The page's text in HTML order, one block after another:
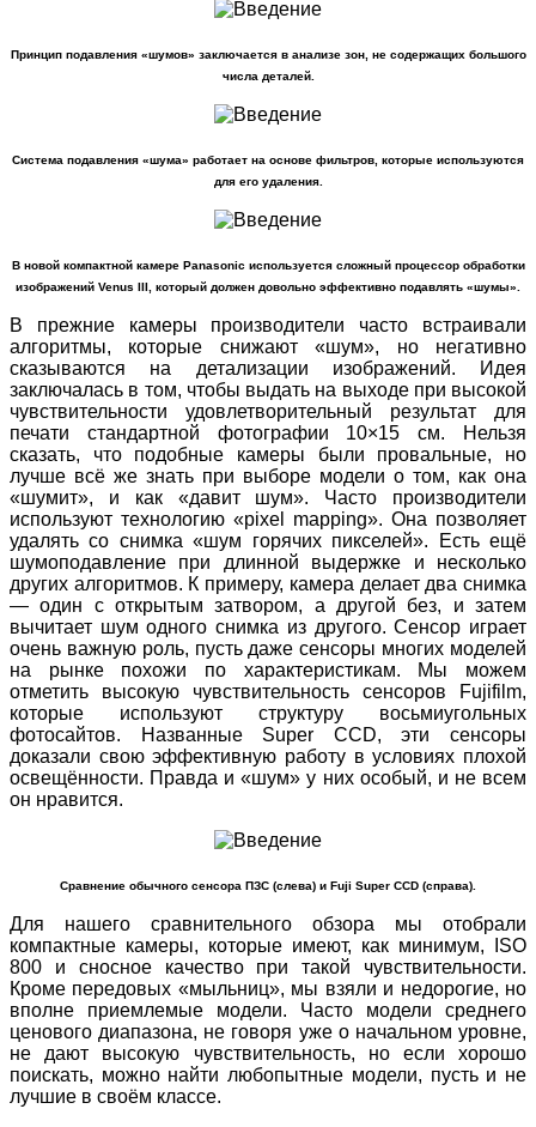
Принцип подавления «шумов» заключается в анализе зон, не содержащих большого
числа деталей.
Система подавления «шума» работает на основе фильтров, которые используются
для его удаления.
В новой компактной камере Panasonic используется сложный процессор обработки
изображений Venus III, который должен довольно эффективно подавлять «шумы».
В прежние камеры производители часто встраивали
алгоритмы, которые снижают «шум», но негативно
сказываются на детализации изображений. Идея
заключалась в том, чтобы выдать на выходе при высокой
чувствительности удовлетворительный результат для
печати стандартной фотографии 10×15 см. Нельзя
сказать, что подобные камеры были провальные, но
лучше всё же знать при выборе модели о том, как она
«шумит», и как «давит шум». Часто производители
используют технологию «pixel mapping». Она позволяет
удалять со снимка «шум горячих пикселей». Есть ещё
шумоподавление при длинной выдержке и несколько
других алгоритмов. К примеру, камера делает два снимка
— один с открытым затвором, а другой без, и затем
вычитает шум одного снимка из другого. Сенсор играет
очень важную роль, пусть даже сенсоры многих моделей
на рынке похожи по характеристикам. Мы можем
отметить высокую чувствительность сенсоров Fujifilm,
которые используют структуру восьмиугольных
фотосайтов. Названные Super CCD, эти сенсоры
доказали свою эффективную работу в условиях плохой
освещённости. Правда и «шум» у них особый, и не всем
он нравится.
Сравнение обычного сенсора ПЗС (слева) и Fuji Super CCD (справа).
Для нашего сравнительного обзора мы отобрали
компактные камеры, которые имеют, как минимум, ISO
800 и сносное качество при такой чувствительности.
Кроме передовых «мыльниц», мы взяли и недорогие, но
вполне приемлемые модели. Часто модели среднего
ценового диапазона, не говоря уже о начальном уровне,
не дают высокую чувствительность, но если хорошо
поискать, можно найти любопытные модели, пусть и не
лучшие в своём классе.